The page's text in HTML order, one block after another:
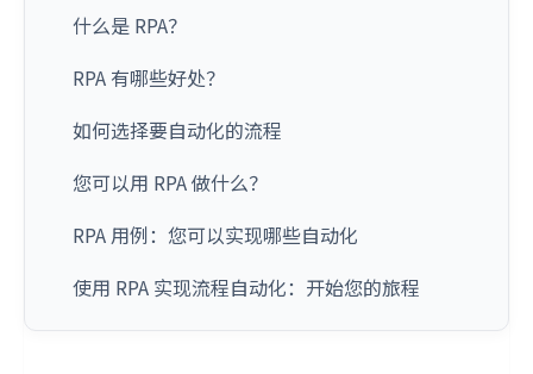
什么是 RPA？
RPA 有哪些好处？
如何选择要自动化的流程
您可以用 RPA 做什么？
RPA 用例：您可以实现哪些自动化
使用 RPA 实现流程自动化：开始您的旅程